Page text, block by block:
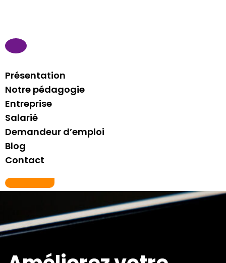
Présentation
Notre pédagogie
Entreprise
Salarié
Demandeur d’emploi
Blog
Contact
06 21 76 81 29